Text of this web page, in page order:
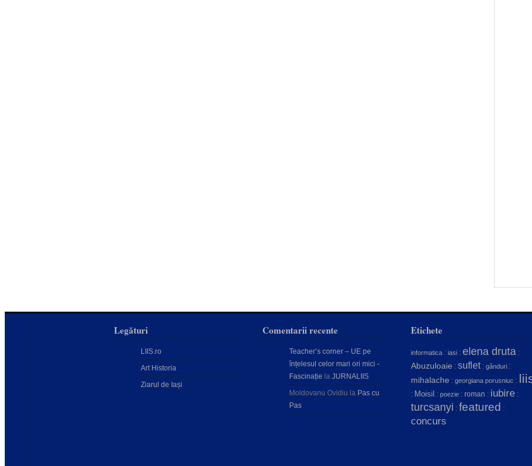
Legături
LIIS.ro
Art Historia
Ziarul de Iași
Comentarii recente
Teacher’s corner – UE pe
înțelesul celor mari ori mici -
Fascinație la JURNALIIS
Moldovanu Ovidiu la Pas cu
Pas
Etichete
informatica : iasi : elena druta :
Abuzuloaie : suflet: gânduri :
mihalache : georgiana porusniuc :
: Moisil : poezie : roman : iubire :
turcsanyi : featured :
concurs